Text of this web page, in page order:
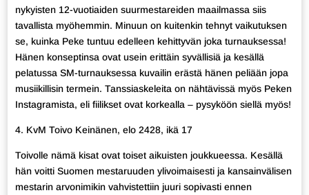
nykyisten 12-vuotiaiden suurmestareiden maailmassa siis
tavallista myöhemmin. Minuun on kuitenkin tehnyt vaikutuksen
se, kuinka Peke tuntuu edelleen kehittyvän joka turnauksessa!
Hänen konseptinsa ovat usein erittäin syvällisiä ja kesällä
pelatussa SM-turnauksessa kuvailin erästä hänen peliään jopa
musiikillisin termein. Tanssiaskeleita on nähtävissä myös Peken
Instagramista, eli fiilikset ovat korkealla – pysyköön siellä myös!
4. KvM Toivo Keinänen, elo 2428, ikä 17
Toivolle nämä kisat ovat toiset aikuisten joukkueessa. Kesällä
hän voitti Suomen mestaruuden ylivoimaisesti ja kansainvälisen
mestarin arvonimikin vahvistettiin juuri sopivasti ennen